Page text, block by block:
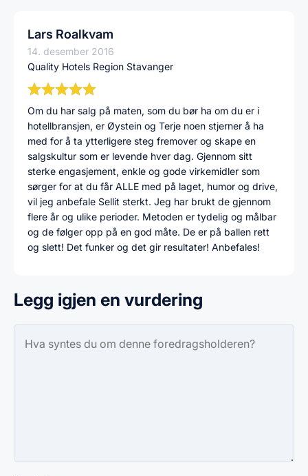
Lars Roalkvam
14. desember 2016
Quality Hotels Region Stavanger
Om du har salg på maten, som du bør ha om du er i
hotellbransjen, er Øystein og Terje noen stjerner å ha
med for å ta ytterligere steg fremover og skape en
salgskultur som er levende hver dag. Gjennom sitt
sterke engasjement, enkle og gode virkemidler som
sørger for at du får ALLE med på laget, humor og drive,
vil jeg anbefale Sellit sterkt. Jeg har brukt de gjennom
flere år og ulike perioder. Metoden er tydelig og målbar
og de følger opp på en god måte. De er på ballen rett
og slett! Det funker og det gir resultater! Anbefales!
Legg igjen en vurdering